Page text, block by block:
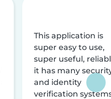
This application is
super easy to use,
super useful,
it has many
and identity
verification